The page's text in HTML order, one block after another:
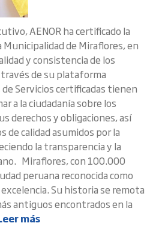
AENOR ha certificado la
Municipalidad de Miraflores, en
y consistencia de los
de su plataforma
Servicios certificadas tienen
a la ciudadanía sobre los
derechos y obligaciones, así
de calidad asumidos por la
la transparencia y la
Miraflores, con 100.000
peruana reconocida como
Su historia se remota
antiguos encontrados en la
más